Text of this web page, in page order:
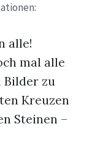
alle!
mal alle
Bilder zu
Kreuzen
Steinen –